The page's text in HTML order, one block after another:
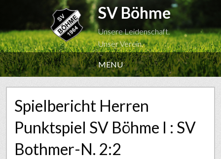
SV Böhme
Unsere Leidenschaft.
Unser Verein.
MENU
Spielbericht Herren
Punktspiel SV Böhme I : SV
Bothmer-N. 2:2